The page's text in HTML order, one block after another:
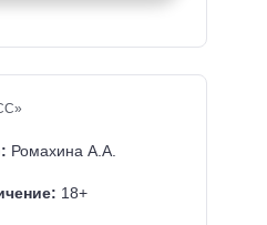
Ромахина А.А.
18+